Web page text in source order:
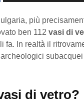
più
ben 112 vasi di
In realtà il
di vetro?